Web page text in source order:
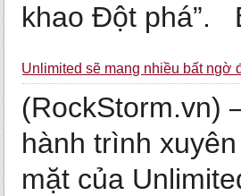
khao Đột phá”.
Unlimited sẽ mang nhiều bất ngờ
(RockStorm.vn)
hành trình
mặt của